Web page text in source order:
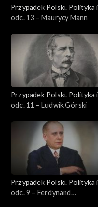
Przypadek Polski. Polityka i
idee
odc. 13 – Maurycy Mann
Przypadek Polski. Polityka i
idee
odc. 11 – Ludwik Górski
Przypadek Polski. Polityka i
idee
odc. 9 – Ferdynand